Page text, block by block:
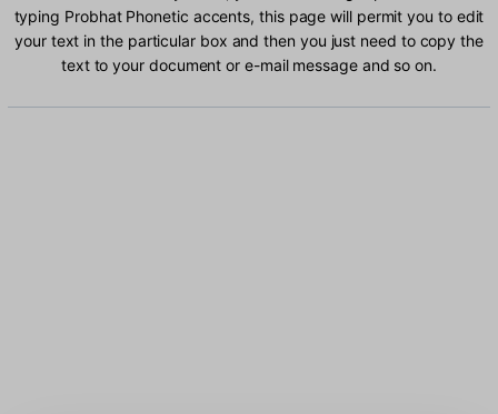
typing Probhat Phonetic accents, this page will permit you to edit
your text in the particular box and then you just need to copy the
text to your document or e-mail message and so on.